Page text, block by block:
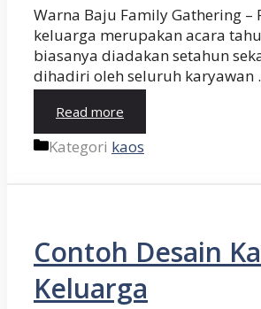
Warna Baju Family Gathering –
keluarga merupakan acara
biasanya diadakan setahun
dihadiri oleh seluruh karyawan
Read more
Kategori kaos
Contoh Desain
Keluarga